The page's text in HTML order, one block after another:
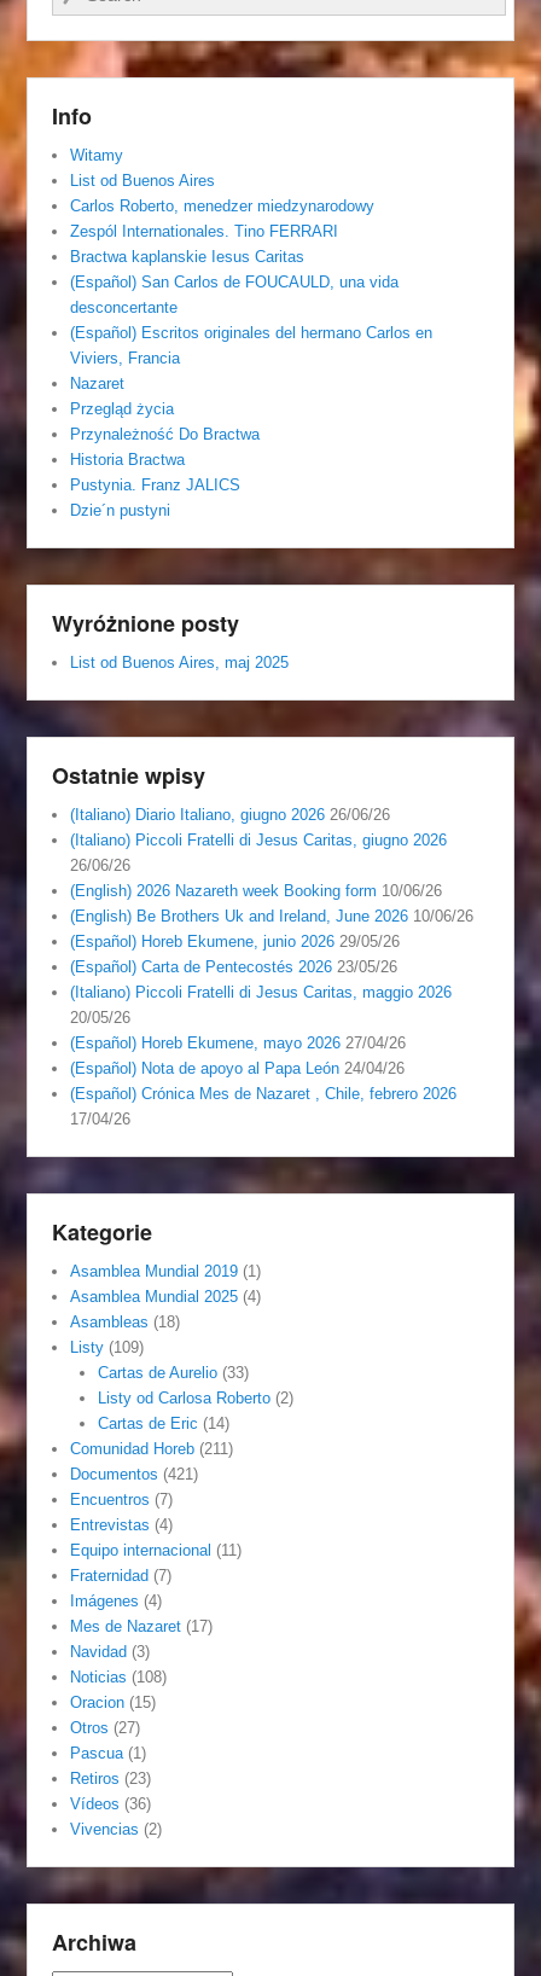
Info
Witamy
List od Buenos Aires
Carlos Roberto, menedzer miedzynarodowy
Zespól Internationales. Tino FERRARI
Bractwa kaplanskie Iesus Caritas
(Español) San Carlos de FOUCAULD, una vida
desconcertante
(Español) Escritos originales del hermano Carlos en
Viviers, Francia
Nazaret
Przegląd życia
Przynależność Do Bractwa
Historia Bractwa
Pustynia. Franz JALICS
Dzie´n pustyni
Wyróżnione posty
List od Buenos Aires, maj 2025
Ostatnie wpisy
(Italiano) Diario Italiano, giugno 2026 26/06/26
(Italiano) Piccoli Fratelli di Jesus Caritas, giugno 2026
26/06/26
(English) 2026 Nazareth week Booking form 10/06/26
(English) Be Brothers Uk and Ireland, June 2026 10/06/26
(Español) Horeb Ekumene, junio 2026 29/05/26
(Español) Carta de Pentecostés 2026 23/05/26
(Italiano) Piccoli Fratelli di Jesus Caritas, maggio 2026
20/05/26
(Español) Horeb Ekumene, mayo 2026 27/04/26
(Español) Nota de apoyo al Papa León 24/04/26
(Español) Crónica Mes de Nazaret , Chile, febrero 2026
17/04/26
Kategorie
Asamblea Mundial 2019 (1)
Asamblea Mundial 2025 (4)
Asambleas (18)
Listy (109)
Cartas de Aurelio(33)
Listy od Carlosa Roberto(2)
Cartas de Eric (14)
Comunidad Horeb (211)
Documentos (421)
Encuentros (7)
Entrevistas (4)
Equipo internacional (11)
Fraternidad (7)
Imágenes (4)
Mes de Nazaret (17)
Navidad (3)
Noticias (108)
Oracion (15)
Otros (27)
Pascua(1)
Retiros (23)
Vídeos (36)
Vivencias (2)
Archiwa